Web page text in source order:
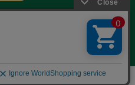
rights Reserved.